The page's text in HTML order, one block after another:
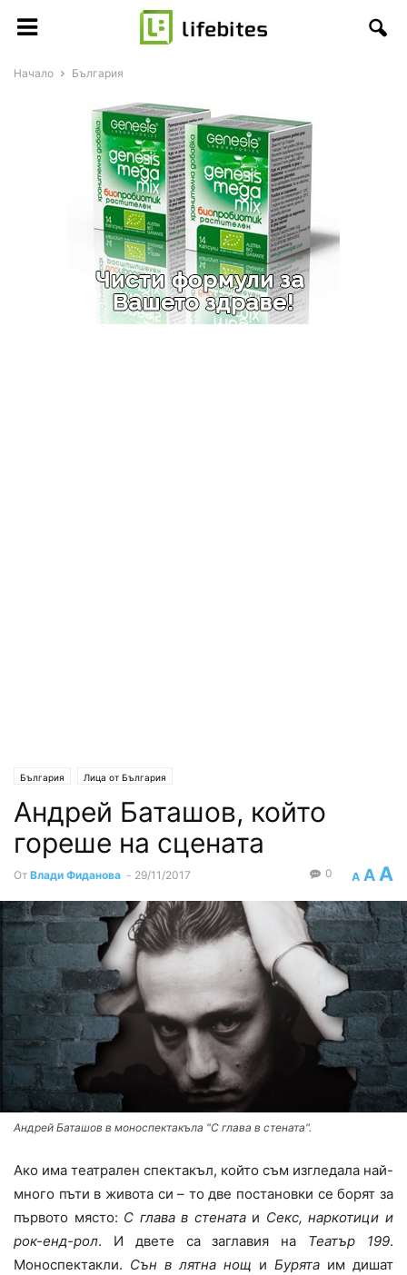
Начало България
България Лица от България
Андрей Баташов, който
гореше на сцената
От Влади Фиданова - 29/11/2017 A A A
0
Андрей Баташов в моноспектакъла "С глава в стената".
Ако има театрален спектакъл, който съм изгледала най-
много пъти в живота си – то две постановки се борят за
първото място: С глава в стенатаи Секс, наркотици и
рок-енд-рол. И двете са заглавия на Театър 199.
Моноспектакли. Сън в лятна нощ и Бурята им дишат